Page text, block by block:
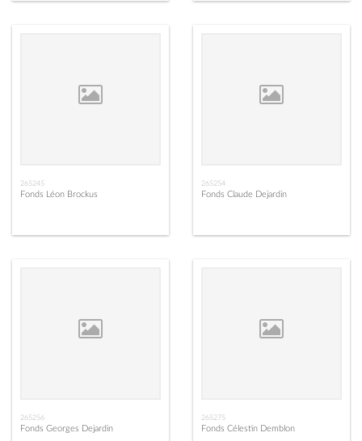
265245
Fonds Léon Brockus
265254
Fonds Claude Dejardin
265256
Fonds Georges Dejardin
265275
Fonds Célestin Demblon